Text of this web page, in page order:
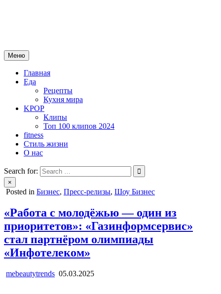
Меню
Главная
Еда
Рецепты
Кухня мира
KPOP
Клипы
Топ 100 клипов 2024
fitness
Стиль жизни
О нас
Search for:
×
Posted in Бизнес, Пресс-релизы, Шоу Бизнес
«Работа с молодёжью — один из
приоритетов»: «Газинформсервис»
стал партнёром олимпиады
«Инфотелеком»
mebeautytrends 05.03.2025